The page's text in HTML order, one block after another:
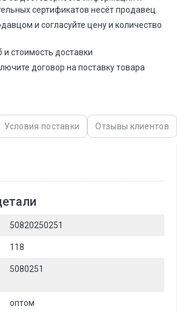
сертификатов несёт продавец.
и согласуйте цену и количество
и стоимость доставки
договор на поставку товара
Условия поставки Отзывы клиентов
50820250251
118
5080251
оптом